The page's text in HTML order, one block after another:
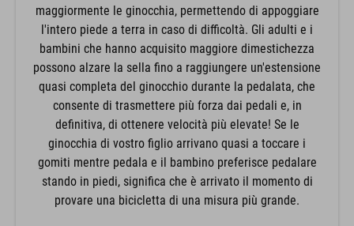
maggiormente le ginocchia, permettendo di appoggiare
l'intero piede a terra in caso di difficoltà. Gli adulti e i
bambini che hanno acquisito maggiore dimestichezza
possono alzare la sella fino a raggiungere un'estensione
quasi completa del ginocchio durante la pedalata, che
consente di trasmettere più forza dai pedali e, in
definitiva, di ottenere velocità più elevate! Se le
ginocchia di vostro figlio arrivano quasi a toccare i
gomiti mentre pedala e il bambino preferisce pedalare
stando in piedi, significa che è arrivato il momento di
provare una bicicletta di una misura più grande.